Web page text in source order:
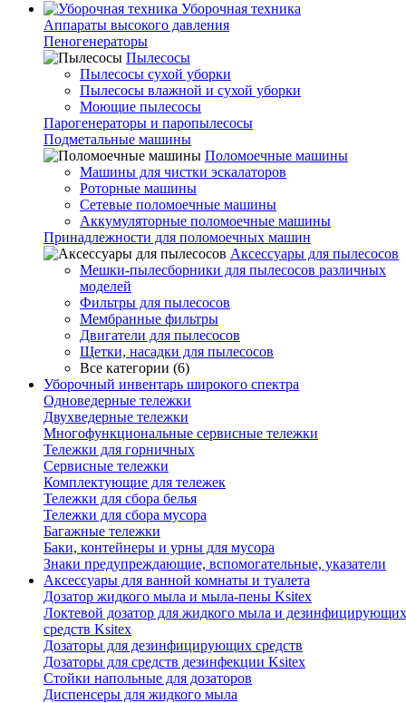
Уборочная техника
Аппараты высокого давления
Пеногенераторы
Пылесосы
Пылесосы сухой уборки
Пылесосы влажной и сухой уборки
Моющие пылесосы
Парогенераторы и паропылесосы
Подметальные машины
Поломоечные машины
Машины для чистки эскалаторов
Роторные машины
Сетевые поломоечные машины
Аккумуляторные поломоечные машины
Принадлежности для поломоечных машин
Аксессуары для пылесосов
Мешки-пылесборники для пылесосов различных
моделей
Фильтры для пылесосов
Мембранные фильтры
Двигатели для пылесосов
Щетки, насадки для пылесосов
Все категории (6)
Уборочный инвентарь широкого спектра
Одноведерные тележки
Двухведерные тележки
Многофункциональные сервисные тележки
Тележки для горничных
Сервисные тележки
Комплектующие для тележек
Тележки для сбора белья
Тележки для сбора мусора
Багажные тележки
Баки, контейнеры и урны для мусора
Знаки предупреждающие, вспомогательные, указатели
Аксессуары для ванной комнаты и туалета
Дозатор жидкого мыла и мыла-пены Ksitex
Локтевой дозатор для жидкого мыла и дезинфицирующих
средств Ksitex
Дозаторы для дезинфицирующих средств
Дозаторы для средств дезинфекции Ksitex
Стойки напольные для дозаторов
Диспенсеры для жидкого мыла